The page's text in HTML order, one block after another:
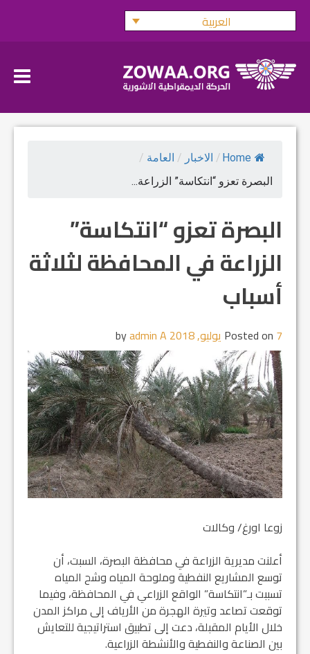
Skip
العربية
Home
/ الاخبار / العامة /
البصرة تعزو “انتكاسة” الزراعة...
البصرة تعزو “انتكاسة”
الزراعة في المحافظة لثلاثة
أسباب
Posted on 7 يوليو, 2018 admin A
زوعا اورغ/ وكالات
أعلنت مديرية الزراعة في محافظة البصرة، السبت، أن
توسع المشاريع النفطية وملوحة المياه وشح المياه
تسببت بـ”انتكاسة” الواقع الزراعي في المحافظة، وفيما
توقعت تصاعد وتيرة الهجرة من الأرياف إلى مراكز المدن
خلال الأيام المقبلة، دعت إلى تطبيق استراتيجية للتعايش
بين الصناعة والنفطية والأنشطة الزراعية.